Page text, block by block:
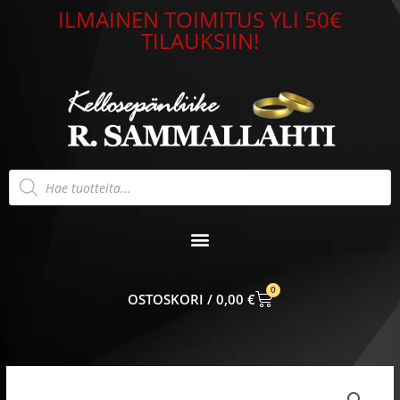
ILMAINEN TOIMITUS YLI 50€
TILAUKSIIN!
Products
search
0,00 €
0
CART